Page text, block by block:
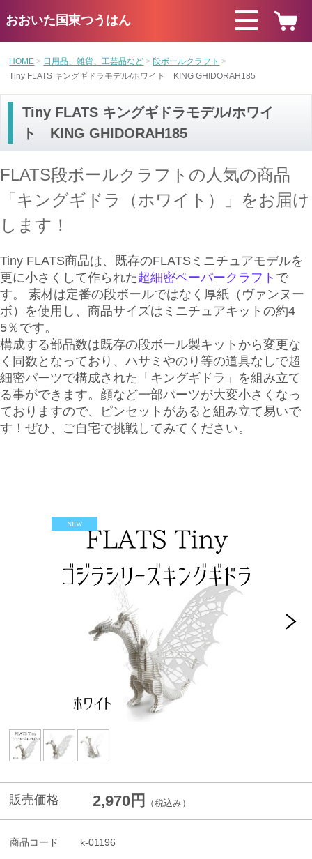
おおいた国東つうはん
HOME 日用品、雑貨、工芸品など
段ボールクラフト
Tiny FLATS キングギドラモデル/ホワイト KING GHIDORAH185
Tiny FLATS キングギドラモデル/ホワイ
ト KING GHIDORAH185
FLATS段ボールクラフトの人気の商品
「キングギドラ（ホワイト）」をお届け
します！
Tiny FLATS商品は、既存のFLATSミニチュアモデルを
更に小さくして作られた超細密ペーパークラフト で
す。 素材は定番の段ボールではなく厚紙（ヴァンヌー
ボ）を使用し、商品サイズはミニチュアキットの約4
5％です。
構成する部品数は既存の段ボール製キットから変更な
く同数となっており、ハサミやのり等の道具なしで超
細密パーツで構成された「キングギドラ」を組み立て
る事ができます。顔など一部パーツが大変小さくなっ
ておりますので、ピンセットがあると組み立て易いで
す！ぜひ、ご自宅で挑戦してみてください。
販売価格 2,970円 （税込み）
商品コード k-01196